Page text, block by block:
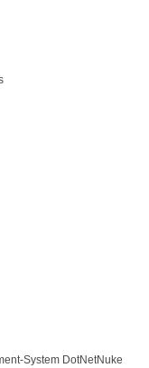
System DotNetNuke